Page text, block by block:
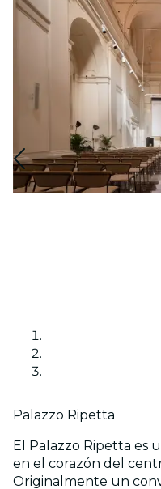
Palazzo Ripetta
El Palazzo Ripetta es
en el corazón del
Originalmente un